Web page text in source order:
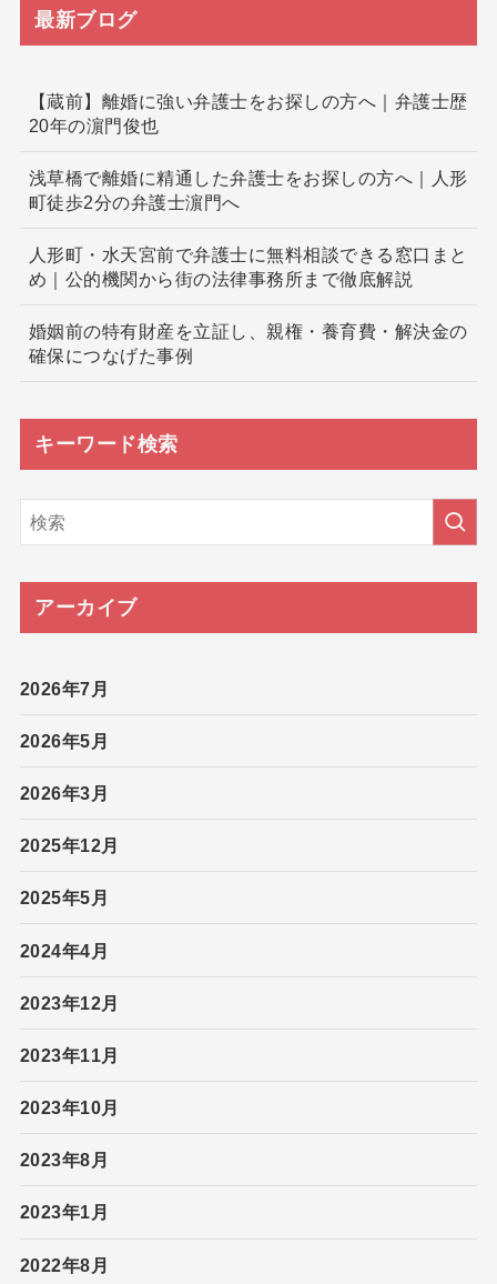
最新ブログ
【蔵前】離婚に強い弁護士をお探しの方へ｜弁護士歴
20年の濵門俊也
浅草橋で離婚に精通した弁護士をお探しの方へ｜人形
町徒歩2分の弁護士濵門へ
人形町・水天宮前で弁護士に無料相談できる窓口まと
め｜公的機関から街の法律事務所まで徹底解説
婚姻前の特有財産を立証し、親権・養育費・解決金の
確保につなげた事例
キーワード検索
アーカイブ
2026年7月
2026年5月
2026年3月
2025年12月
2025年5月
2024年4月
2023年12月
2023年11月
2023年10月
2023年8月
2023年1月
2022年8月